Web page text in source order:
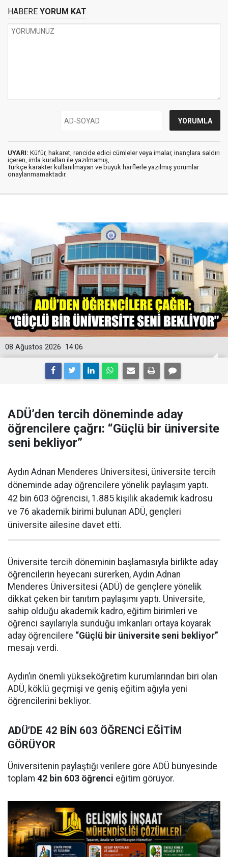
HABERE YORUM KAT
UYARI: Küfür, hakaret, rencide edici cümleler veya imalar, inançlara saldırı
içeren, imla kuralları ile yazılmamış,
Türkçe karakter kullanılmayan ve büyük harflerle yazılmış yorumlar
onaylanmamaktadır.
14:06
08 Ağustos 2026
ADÜ’den tercih döneminde aday
öğrencilere çağrı: “Güçlü bir üniversite
seni bekliyor”
Aydın Adnan Menderes Üniversitesi, üniversite tercih
döneminde aday öğrencilere yönelik paylaşım yaptı.
42 bin 603 öğrencisi, 1.885 kişilik akademik kadrosu
ve 76 akademik birimi bulunan ADÜ, gençleri
üniversite ailesine davet etti.
Üniversite tercih döneminin başlamasıyla birlikte aday
öğrencilerin heyecanı sürerken, Aydın Adnan
Menderes Üniversitesi (ADÜ) de gençlere yönelik
dikkat çeken bir tanıtım paylaşımı yaptı. Üniversite,
sahip olduğu akademik kadro, eğitim birimleri ve
öğrenci sayılarıyla sunduğu imkanları ortaya koyarak
aday öğrencilere “Güçlü bir üniversite seni bekliyor”
mesajı verdi.
Aydın’ın önemli yükseköğretim kurumlarından biri olan
ADÜ, köklü geçmişi ve geniş eğitim ağıyla yeni
öğrencilerini bekliyor.
ADÜ’DE 42 BİN 603 ÖĞRENCİ EĞİTİM
GÖRÜYOR
Üniversitenin paylaştığı verilere göre ADÜ bünyesinde
toplam 42 bin 603 öğrenci eğitim görüyor.